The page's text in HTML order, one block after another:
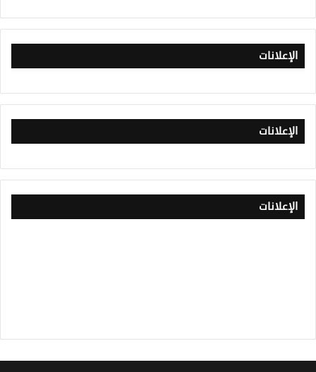
الإعلانات
الإعلانات
الإعلانات